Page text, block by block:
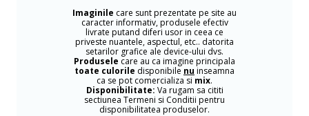
Imaginile care sunt prezentate pe site au
caracter informativ, produsele efectiv
livrate putand diferi usor in ceea ce
priveste nuantele, aspectul, etc.. datorita
setarilor grafice ale device-ului dvs.
Produsele care au ca imagine principala
toate culorile disponibile nu inseamna
ca se pot comercializa si mix.
Disponibilitate: Va rugam sa cititi
sectiunea Termeni si Conditii pentru
disponibilitatea produselor.